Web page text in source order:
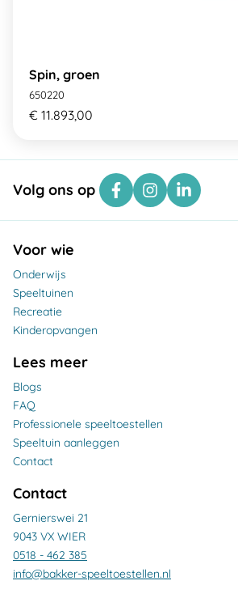
Spin, groen
650220
€ 11.893,00
Volg ons op
Voor wie
Onderwijs
Speeltuinen
Recreatie
Kinderopvangen
Lees meer
Blogs
FAQ
Professionele speeltoestellen
Speeltuin aanleggen
Contact
Contact
Gernierswei 21
9043 VX WIER
0518 - 462 385
info@bakker-speeltoestellen.nl